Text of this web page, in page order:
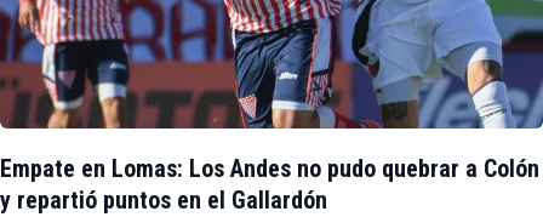
Empate en Lomas: Los Andes no pudo quebrar a Colón
y repartió puntos en el Gallardón